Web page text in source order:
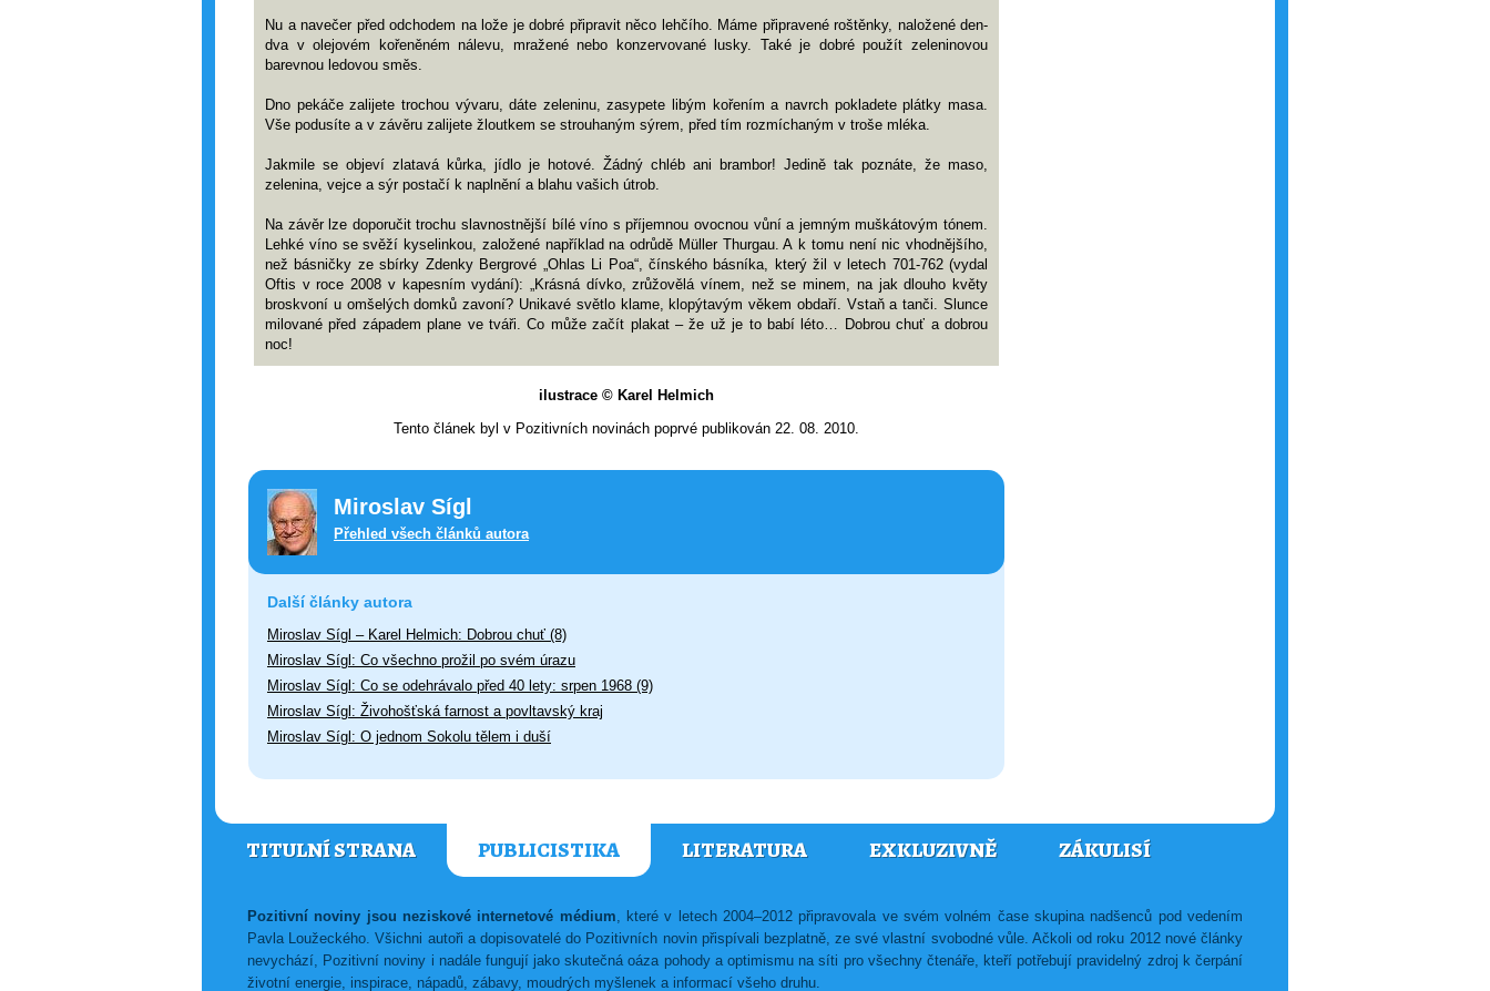
Nu a navečer před odchodem na lože je dobré připravit něco lehčího. Máme připravené roštěnky, naložené den-
dva v olejovém kořeněném nálevu, mražené nebo konzervované lusky. Také je dobré použít zeleninovou
barevnou ledovou směs.
Dno pekáče zalijete trochou vývaru, dáte zeleninu, zasypete libým kořením a navrch pokladete plátky masa.
Vše podusíte a v závěru zalijete žloutkem se strouhaným sýrem, před tím rozmíchaným v troše mléka.
Jakmile se objeví zlatavá kůrka, jídlo je hotové. Žádný chléb ani brambor! Jedině tak poznáte, že maso,
zelenina, vejce a sýr postačí k naplnění a blahu vašich útrob.
Na závěr lze doporučit trochu slavnostnější bílé víno s příjemnou ovocnou vůní a jemným muškátovým tónem.
Lehké víno se svěží kyselinkou, založené například na odrůdě Müller Thurgau. A k tomu není nic vhodnějšího,
než básničky ze sbírky Zdenky Bergrové „Ohlas Li Poa“, čínského básníka, který žil v letech 701-762 (vydal
Oftis v roce 2008 v kapesním vydání): „Krásná dívko, zrůžovělá vínem, než se minem, na jak dlouho květy
broskvoní u omšelých domků zavoní? Unikavé světlo klame, klopýtavým věkem obdaří. Vstaň a tanči. Slunce
milované před západem plane ve tváři. Co může začít plakat – že už je to babí léto… Dobrou chuť a dobrou
noc!
ilustrace © Karel Helmich
Tento článek byl v Pozitivních novinách poprvé publikován 22. 08. 2010.
Miroslav Sígl
Přehled všech článků autora
Další články autora
Miroslav Sígl – Karel Helmich: Dobrou chuť (8)
Miroslav Sígl: Co všechno prožil po svém úrazu
Miroslav Sígl: Co se odehrávalo před 40 lety: srpen 1968 (9)
Miroslav Sígl: Živohošťská farnost a povltavský kraj
Miroslav Sígl: O jednom Sokolu tělem i duší
TITULNÍ STRANA PUBLICISTIKA LITERATURA EXKLUZIVNĚ ZÁKULISÍ
Pozitivní noviny jsou neziskové internetové médium, které v letech 2004–2012 připravovala ve svém volném čase skupina nadšenců pod vedením
Pavla Loužeckého. Všichni autoři a dopisovatelé do Pozitivních novin přispívali bezplatně, ze své vlastní svobodné vůle. Ačkoli od roku 2012 nové články
nevychází, Pozitivní noviny i nadále fungují jako skutečná oáza pohody a optimismu na síti pro všechny čtenáře, kteří potřebují pravidelný zdroj k čerpání
životní energie, inspirace, nápadů, zábavy, moudrých myšlenek a informací všeho druhu.